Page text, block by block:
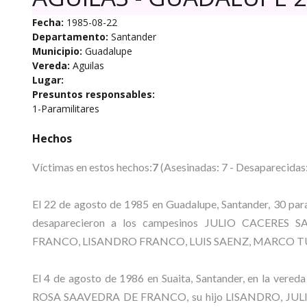
Fecha: 1985-08-22
Departamento: Santander
Municipio: Guadalupe
Vereda: Aguilas
Lugar:
Presuntos responsables:
1-Paramilitares
Hechos
Víctimas en estos hechos:7(Asesinadas: 7 -
El 22 de agosto de 1985 en Guadalupe, Santander, 30
desaparecieron a los campesinos JULIO CACERES
FRANCO, LISANDRO FRANCO, LUIS SAENZ, MARCO
El 4 de agosto de 1986 en Suaita, Santander, en la
ROSA SAAVEDRA DE FRANCO, su hijo LISANDRO,